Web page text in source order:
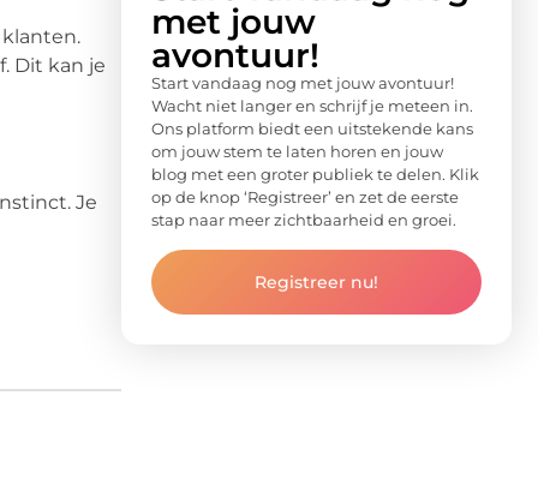
Dit kan je
Je
met jouw
avontuur!
Start vandaag nog met jouw avontuur!
Wacht niet langer en schrijf je meteen in.
Ons platform biedt een uitstekende kans
om jouw stem te laten horen en jouw
blog met een groter publiek te delen. Klik
op de knop ‘Registreer’ en zet de eerste
stap naar meer zichtbaarheid en groei.
Registreer nu!